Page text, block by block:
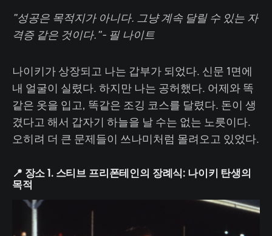
"성공은 목적지가 아니다. 그냥 계속 달릴 수 있는 자
격증 같은 것이다."- 필 나이트
나이키가 상장되고 나는 갑부가 되었다. 신문 1면에
내 얼굴이 실렸다. 하지만 나는 공허했다. 어제와 똑
같은 옷을 입고, 똑같은 조깅 코스를 달렸다. 돈이 생
겼다고 해서 갑자기 하늘을 날 수는 없는 노릇이다.
오히려 더 큰 문제들이 쓰나미처럼 몰려오고 있었다.
📍 장소 1. 스티브 프리폰테인의 장례식: 나이키 탄생의
목적